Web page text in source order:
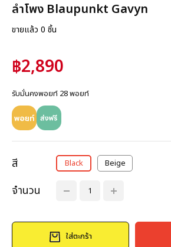
ลำโพง Blaupunkt Gavyn
ขายแล้ว 0 ชิ้น
฿2,890
รับมั่นคงพอยท์ 28 พอยท์
สี Black Beige
จำนวน
ใส่ตะกร้า